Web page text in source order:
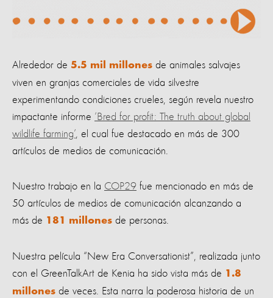
Alrededor de 5.5 mil millones de animales salvajes
viven en granjas comerciales de vida silvestre
experimentando condiciones crueles, según revela nuestro
impactante informe ‘Bred for profit: The truth about global
wildlife farming’, el cual fue destacado en más de 300
artículos de medios de comunicación.
Nuestro trabajo en la COP29 fue mencionado en más de
50 artículos de medios de comunicación alcanzando a
más de 181 millones de personas.
Nuestra película “New Era Conversationist”, realizada junto
con el GreenTalkArt de Kenia ha sido vista más de 1.8
millones de veces. Esta narra la poderosa historia de un